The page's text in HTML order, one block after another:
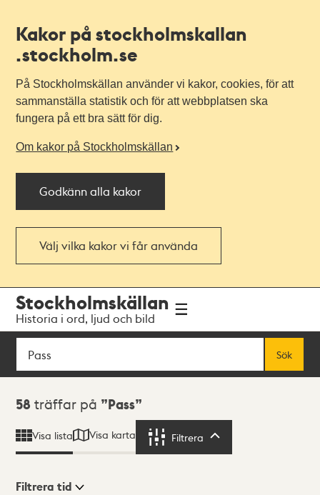
Kakor på stockholmskallan
.stockholm.se
På Stockholmskällan använder vi kakor, cookies, för att
sammanställa statistik och för att webbplatsen ska
fungera på ett bra sätt för dig.
Om kakor på Stockholmskällan
Godkänn alla kakor
Välj vilka kakor vi får använda
navigationen
huvudinnehållet
Stockholmskällan
Historia i ord, ljud och bild
Sök
Sök
Sökresultat
58 träffar på Pass
Visa lista Visa karta Filtrera
Filtrera tid